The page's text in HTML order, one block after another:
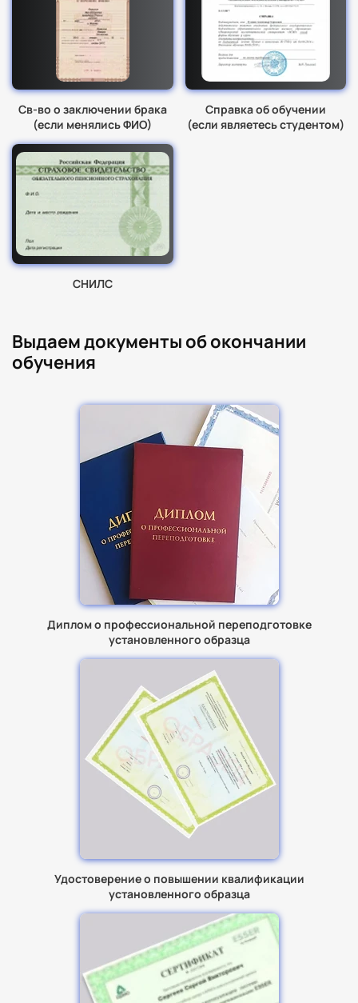
Св-во о заключении брака
(если менялись ФИО)
Справка об обучении
(если являетесь студентом)
СНИЛС
Выдаем документы об окончании
обучения
Диплом о профессиональной переподготовке
установленного образца
Удостоверение о повышении квалификации
установленного образца